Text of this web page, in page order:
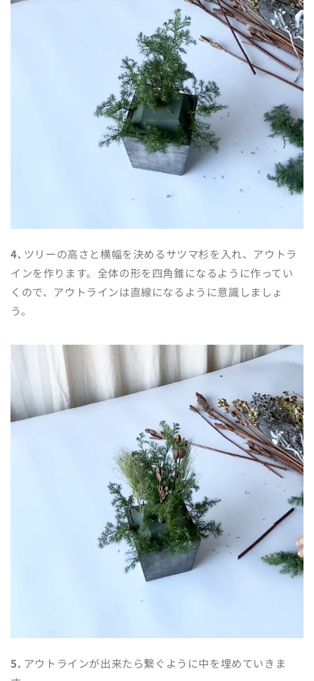
4. ツリーの高さと横幅を決めるサツマ杉を入れ、アウトラ
インを作ります。 全体の形を四角錐になるように作ってい
くので、アウトラインは直線になるように意識しましょ
う。
5. アウトラインが出来たら繋ぐように中を埋めていきま